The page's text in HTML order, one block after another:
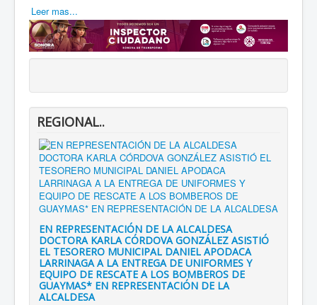
Leer mas...
REGIONAL..
EN REPRESENTACIÓN DE LA ALCALDESA
DOCTORA KARLA CÓRDOVA GONZÁLEZ ASISTIÓ
EL TESORERO MUNICIPAL DANIEL APODACA
LARRINAGA A LA ENTREGA DE UNIFORMES Y
EQUIPO DE RESCATE A LOS BOMBEROS DE
GUAYMAS* EN REPRESENTACIÓN DE LA
ALCALDESA